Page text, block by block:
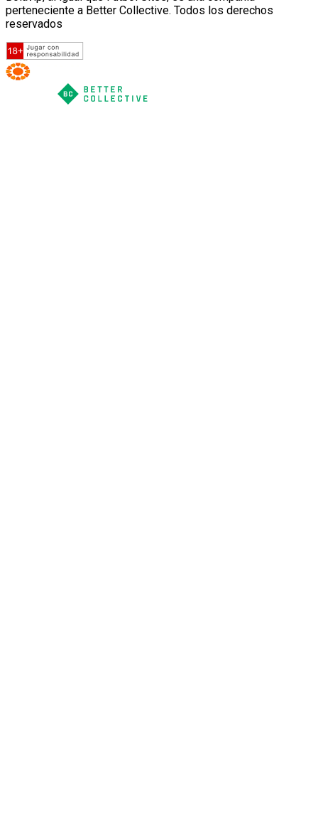
perteneciente a Better Collective. Todos los derechos
reservados